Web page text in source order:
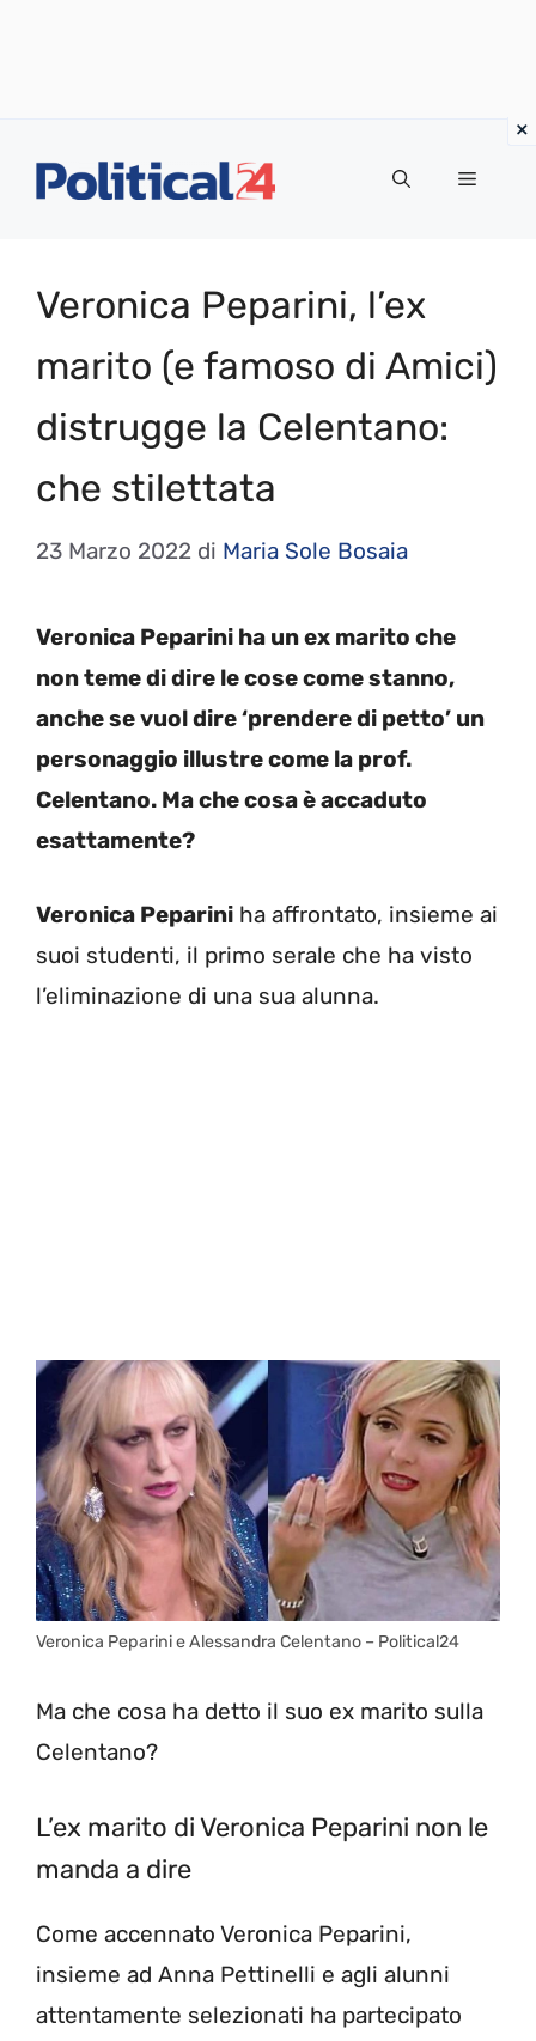
Menu
Veronica Peparini, l’ex
marito (e famoso di Amici)
distrugge la Celentano:
che stilettata
23 Marzo 2022 di Maria Sole Bosaia
Veronica Peparini ha un ex marito che
non teme di dire le cose come stanno,
anche se vuol dire ‘prendere di petto’ un
personaggio illustre come la prof.
Celentano. Ma che cosa è accaduto
esattamente?
Veronica Peparini ha affrontato, insieme ai
suoi studenti, il primo serale che ha visto
l’eliminazione di una sua alunna.
Veronica Peparini e Alessandra Celentano – Political24
Ma che cosa ha detto il suo ex marito sulla
Celentano?
L’ex marito di Veronica Peparini non le
manda a dire
Come accennato Veronica Peparini,
insieme ad Anna Pettinelli e agli alunni
attentamente selezionati ha partecipato